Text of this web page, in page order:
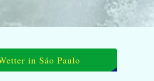
in Sáo Paulo